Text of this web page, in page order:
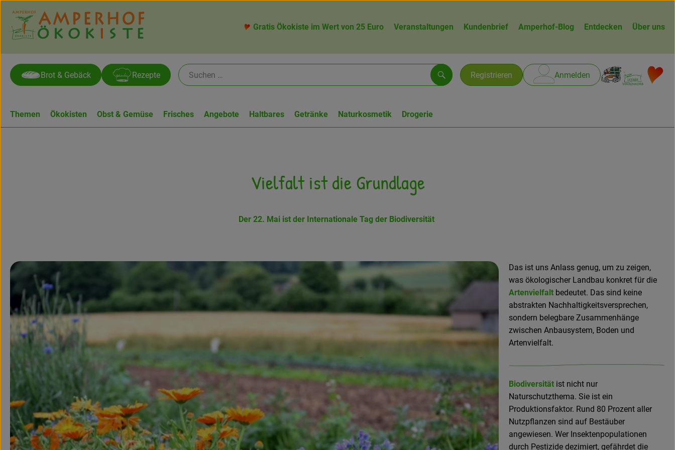
Gratis Ökokiste im Wert von 25 Euro Veranstaltungen Kundenbrief Amperhof-Blog Entdecken Über uns
Registrieren Anmelden
Suchen
Brot & Gebäck Rezepte
Themen Ökokisten Obst & Gemüse Frisches Angebote Haltbares Getränke Naturkosmetik Drogerie
Vielfalt ist die Grundlage
Der 22. Mai ist der Internationale Tag der Biodiversität
Das ist uns Anlass genug, um zu zeigen,
was ökologischer Landbau konkret für die
Artenvielfalt bedeutet. Das sind keine
abstrakten Nachhaltigkeitsversprechen,
sondern belegbare Zusammenhänge
zwischen Anbausystem, Boden und
Artenvielfalt.
Biodiversität ist nicht nur
Naturschutzthema. Sie ist ein
Produktionsfaktor. Rund 80 Prozent aller
Nutzpflanzen sind auf Bestäuber
angewiesen. Wer Insektenpopulationen
durch Pestizide dezimiert, gefährdet die